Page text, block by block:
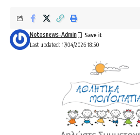
Last updated: 17/04/2026 18:50
Notosnews-Admin